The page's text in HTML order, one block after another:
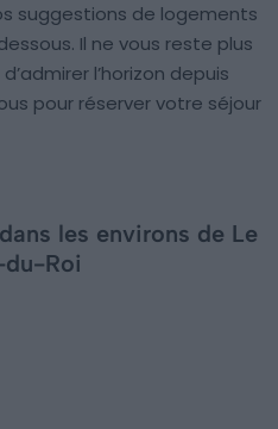
suggestions de logements
Il ne vous reste plus
l’horizon depuis
pour réserver votre séjour
les environs de Le
du-Roi